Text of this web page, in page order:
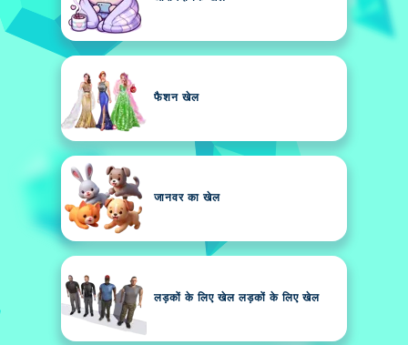
फैशन खेल
जानवर का खेल
लड़कों के लिए खेल लड़कों के लिए खेल